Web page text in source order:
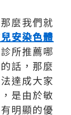
麼我們就
安染色體
所推薦哪
話，那麼
達成大家
是由於敏
明顯的優